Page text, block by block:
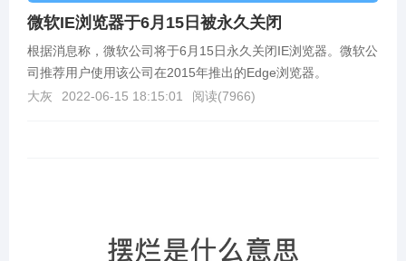
微软IE浏览器于6月15日被永久关闭
根据消息称，微软公司将于6月15日永久关闭IE浏览器。微软公
司推荐用户使用该公司在2015年推出的Edge浏览器。
大灰
2022-06-15 18:15:01 阅读(7966)